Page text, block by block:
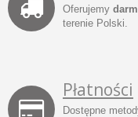
Oferujemy
terenie Polski.
Płatności
Dostępne